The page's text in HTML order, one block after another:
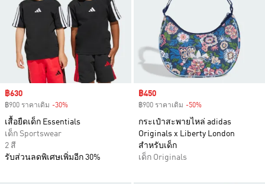
Sale price
฿630
฿900 ราคาเดิม -30%
เสื้อยืดเด็ก Essentials
เด็ก Sportswear
2 สี
รับส่วนลดพิเศษเพิ่มอีก 30%
Sale price
฿450
฿900 ราคาเดิม -50%
กระเป๋าสะพายไหล่ adidas
Originals x Liberty London
สำหรับเด็ก
เด็ก Originals